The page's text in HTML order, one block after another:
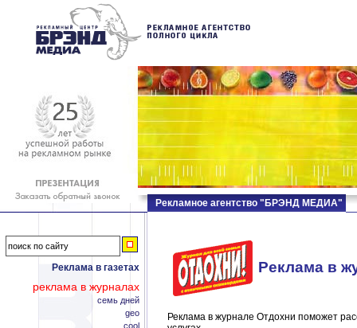
Реклама в газетах
реклама в журналах
семь дней
geo
cool
Рекламное агентство "БРЭНД МЕДИА"
Реклама в
Реклама в журнале Отдохни поможет